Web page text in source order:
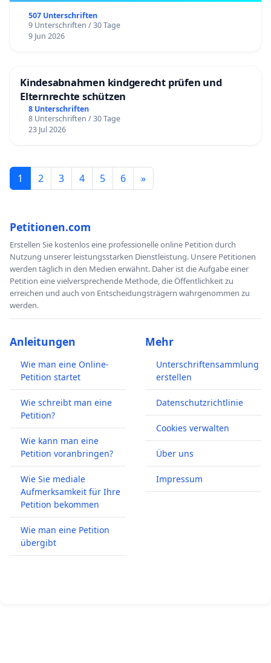
507 Unterschriften
9 Unterschriften / 30 Tage
9 Jun 2026
Kindesabnahmen kindgerecht prüfen und
Elternrechte schützen
8 Unterschriften
8 Unterschriften / 30 Tage
23 Jul 2026
1 2 3 4 5 6 »
Petitionen.com
Erstellen Sie kostenlos eine professionelle online Petition durch
Nutzung unserer leistungsstarken Dienstleistung. Unsere Petitionen
werden täglich in den Medien erwähnt. Daher ist die Aufgabe einer
Petition eine vielversprechende Methode, die Öffentlichkeit zu
erreichen und auch von Entscheidungsträgern wahrgenommen zu
werden.
Anleitungen
Wie man eine Online-
Petition startet
Wie schreibt man eine
Petition?
Wie kann man eine
Petition voranbringen?
Wie Sie mediale
Aufmerksamkeit für Ihre
Petition bekommen
Wie man eine Petition
übergibt
Mehr
Unterschriftensammlung
erstellen
Datenschutzrichtlinie
Cookies verwalten
Über uns
Impressum